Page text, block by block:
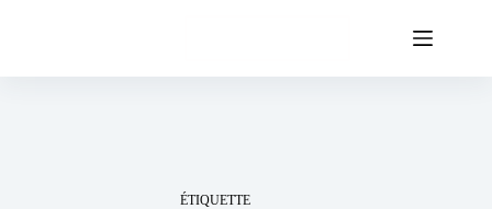
ÉTIQUETTE